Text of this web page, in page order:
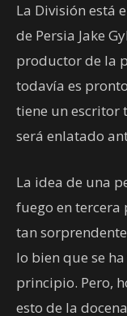
La División está
de Persia Jake
productor de la
todavía es
tiene un escritor
será enlatado
La idea de una
fuego en tercera
tan
lo bien que se
principio. Pero,
esto de la